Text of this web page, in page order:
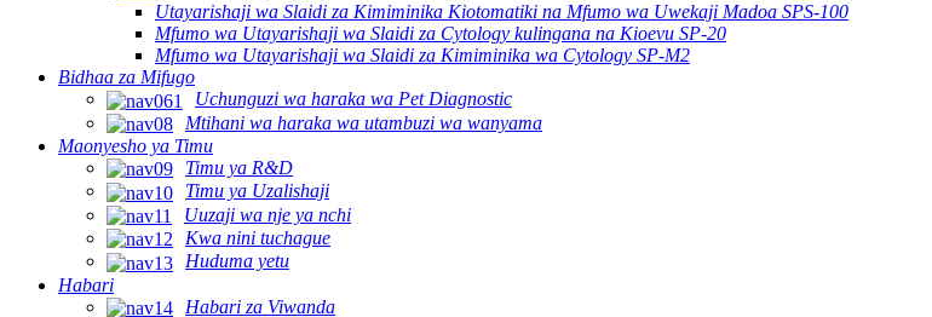
Utayarishaji wa Slaidi za Kimiminika Kiotomatiki na Mfumo wa Uwekaji Madoa SPS-100
Mfumo wa Utayarishaji wa Slaidi za Cytology kulingana na Kioevu SP-20
Mfumo wa Utayarishaji wa Slaidi za Kimiminika wa Cytology SP-M2
Bidhaa za Mifugo
Uchunguzi wa haraka wa Pet Diagnostic
Mtihani wa haraka wa utambuzi wa wanyama
Maonyesho ya Timu
Timu ya R&D
Timu ya Uzalishaji
Uuzaji wa nje ya nchi
Kwa nini tuchague
Huduma yetu
Habari
Habari za Viwanda